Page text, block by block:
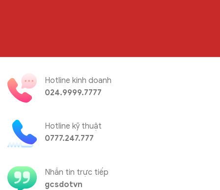
Hotline kinh doanh
024.9999.7777
Hotline kỹ thuật
0777.247.777
Nhắn tin trực tiếp
gcsdotvn